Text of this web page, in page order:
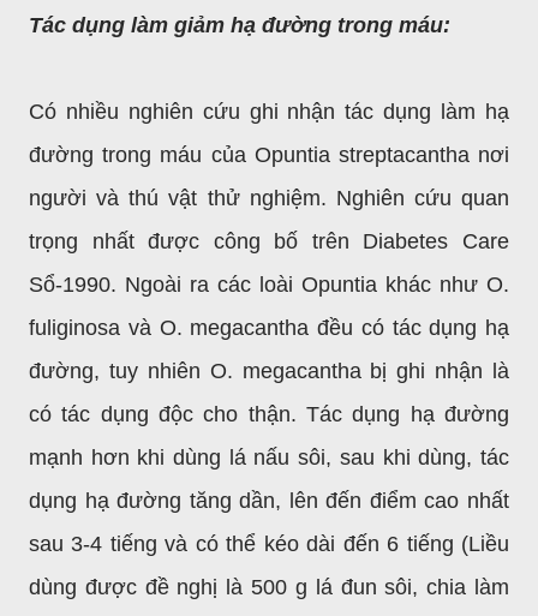
Tác dụng làm giảm hạ đường trong máu:
Có nhiều nghiên cứu ghi nhận tác dụng làm hạ
đường trong máu của Opuntia streptacantha nơi
người và thú vật thử nghiệm. Nghiên cứu quan
trọng nhất được công bố trên Diabetes Care
Sổ-1990. Ngoài ra các loài Opuntia khác như O.
fuliginosa và O. megacantha đều có tác dụng hạ
đường, tuy nhiên O. megacantha bị ghi nhận là
có tác dụng độc cho thận. Tác dụng hạ đường
mạnh hơn khi dùng lá nấu sôi, sau khi dùng, tác
dụng hạ đường tăng dần, lên đến điểm cao nhất
sau 3-4 tiếng và có thể kéo dài đến 6 tiếng (Liều
dùng được đề nghị là 500 g lá đun sôi, chia làm